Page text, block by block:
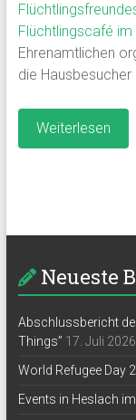
Flüchtlingscafé
Ehrenamtlichen
die
Weiterlesen
Neueste
Abschlussbericht
Things” 17. Juli 2026
World Refugee Day
Events in Heslach